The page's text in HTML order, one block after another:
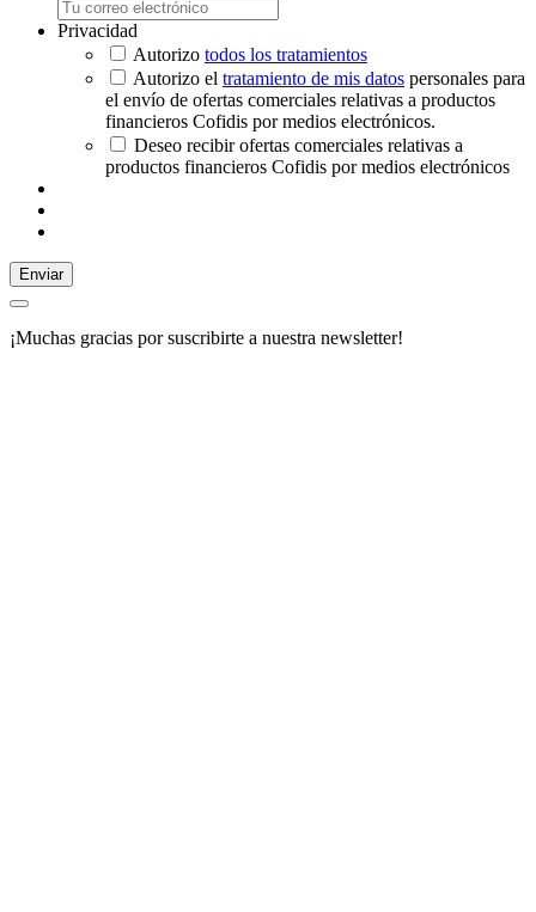
Privacidad
Autorizo todos los tratamientos
Autorizo el tratamiento de mis datos personales para
el envío de ofertas comerciales relativas a productos
financieros Cofidis por medios electrónicos.
Deseo recibir ofertas comerciales relativas a
productos financieros Cofidis por medios electrónicos
Enviar
¡Muchas gracias por suscribirte a nuestra newsletter!